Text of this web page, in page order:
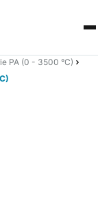
PA (0 - 3500 °C)